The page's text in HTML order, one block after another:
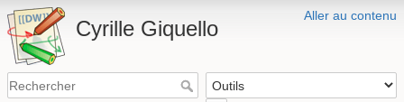
Aller au contenu
Cyrille Giquello